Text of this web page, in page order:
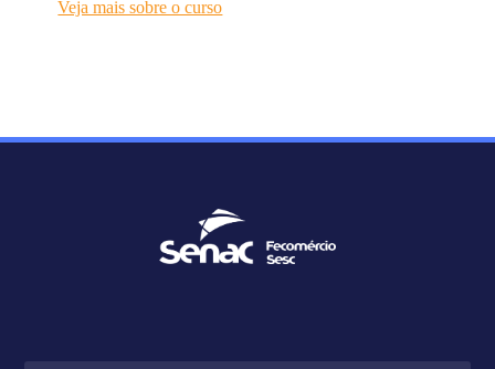
Veja mais sobre o curso